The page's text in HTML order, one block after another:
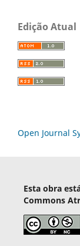
Edição Atual
Open Journal
Esta obra
Commons